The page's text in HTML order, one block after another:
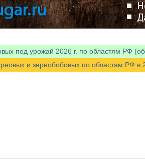
под урожай 2026 г. по областям РФ
и зернобобовых по областям РФ в